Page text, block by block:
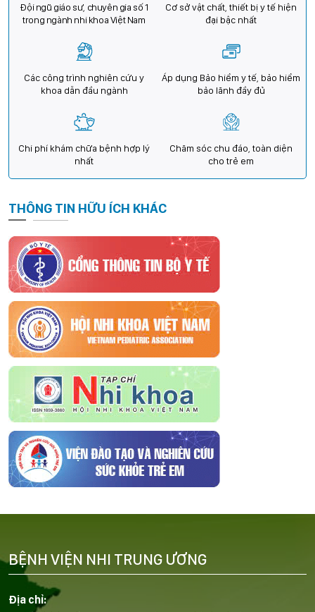
Đội ngũ giáo sư, chuyên gia số 1
trong ngành nhi khoa Việt Nam
Cơ sở vật chất, thiết bị y tế hiện
đại bậc nhất
Các công trình nghiên cứu y
khoa dẫn đầu ngành
Áp dụng Bảo hiểm y tế, bảo hiểm
bảo lãnh đầy đủ
Chi phí khám chữa bệnh hợp lý
nhất
Chăm sóc chu đáo, toàn diện
cho trẻ em
THÔNG TIN HỮU ÍCH KHÁC
Địa chỉ:
BỆNH VIỆN NHI TRUNG ƯƠNG